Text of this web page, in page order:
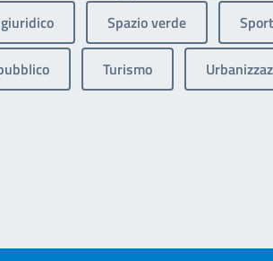
Spazio verde
Turismo